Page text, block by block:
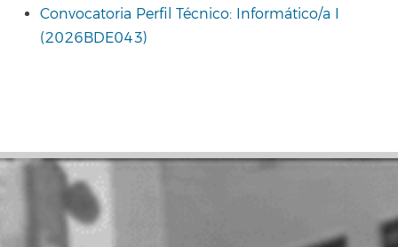
Convocatoria Perfil Técnico: Informático/a I
(2026BDE043)